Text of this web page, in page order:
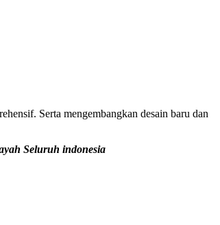
Serta mengembangkan desain baru dan
Seluruh indonesia